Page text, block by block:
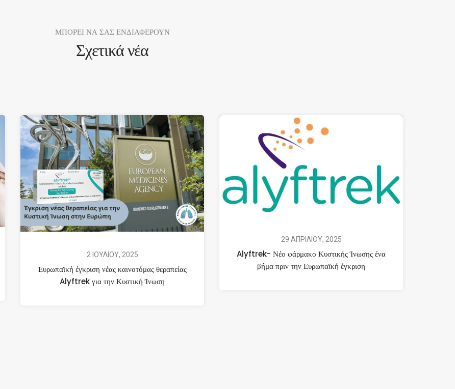
ΜΠΟΡΕΙ ΝΑ ΣΑΣ ΕΝΔΙΑΦΕΡΟΥΝ
Σχετικά νέα
2 ΙΟΥΛΙΟΥ, 2025
Ευρωπαϊκή έγκριση νέας καινοτόμας θεραπείας
Alyftrek για την Κυστική Ίνωση
29 ΑΠΡΙΛΙΟΥ, 2025
Alyftrek- Νέο φάρμακο Κυστικής Ίνωσης ένα
βήμα πριν την Ευρωπαϊκή έγκριση